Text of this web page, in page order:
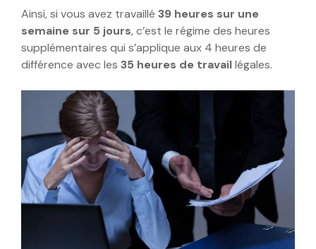
Ainsi, si vous avez travaillé 39 heures sur une
semaine sur 5 jours, c’est le régime des heures
supplémentaires qui s’applique aux 4 heures de
différence avec les 35 heures de travaillégales.